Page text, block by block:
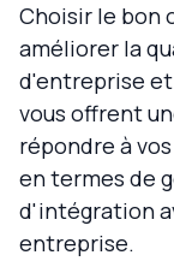
Choisir le bon
améliorer la
d'entreprise
vous offrent
répondre à
en termes de
d'intégration
entreprise.